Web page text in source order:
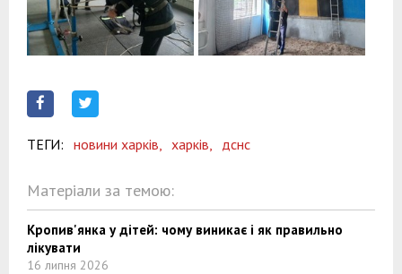
ТЕГИ: новини харків, харків, дснс
Матеріали за темою:
Кропив'янка у дітей: чому виникає і як правильно
лікувати
16 липня 2026